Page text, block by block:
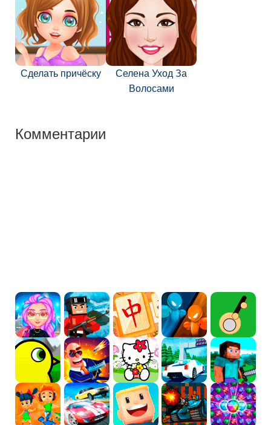
Сделать причёску
Селена Уход За
Волосами
Комментарии